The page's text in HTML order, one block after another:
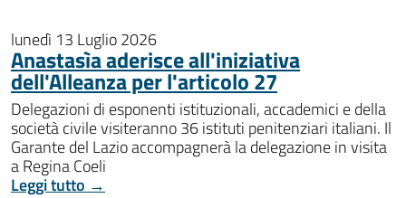
lunedì 13 Luglio 2026
Anastasìa aderisce all'iniziativa
dell'Alleanza per l'articolo 27
Delegazioni di esponenti istituzionali, accademici e della
società civile visiteranno 36 istituti penitenziari italiani. Il
Garante del Lazio accompagnerà la delegazione in visita
a Regina Coeli
Leggi tutto →